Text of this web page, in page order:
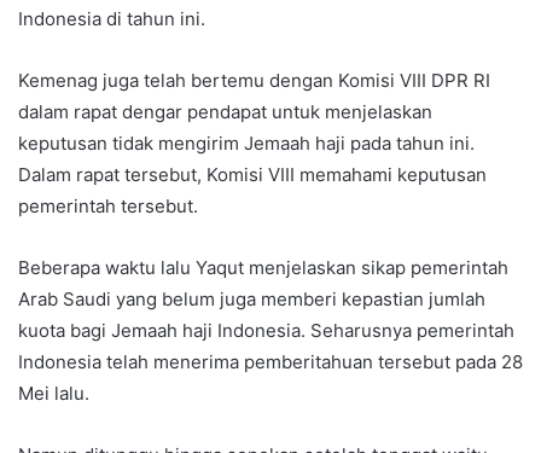
Indonesia di tahun ini.
Kemenag juga telah bertemu dengan Komisi VIII DPR RI
dalam rapat dengar pendapat untuk menjelaskan
keputusan tidak mengirim Jemaah haji pada tahun ini.
Dalam rapat tersebut, Komisi VIII memahami keputusan
pemerintah tersebut.
Beberapa waktu lalu Yaqut menjelaskan sikap pemerintah
Arab Saudi yang belum juga memberi kepastian jumlah
kuota bagi Jemaah haji Indonesia. Seharusnya pemerintah
Indonesia telah menerima pemberitahuan tersebut pada 28
Mei lalu.